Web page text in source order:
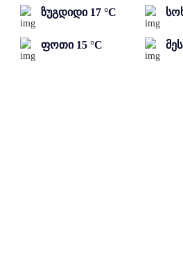
ზუგდიდი 17 °C
ფოთი 15 °C